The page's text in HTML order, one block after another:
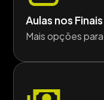
Aulas nos
Mais opções